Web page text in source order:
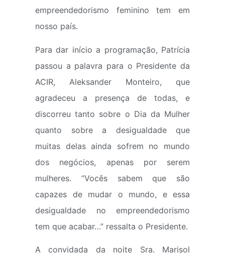
empreendedorismo feminino tem em
nosso país.
Para dar início a programação, Patrícia
passou a palavra para o Presidente da
ACIR, Aleksander Monteiro, que
agradeceu a presença de todas, e
discorreu tanto sobre o Dia da Mulher
quanto sobre a desigualdade que
muitas delas ainda sofrem no mundo
dos negócios, apenas por serem
mulheres. “Vocês sabem que são
capazes de mudar o mundo, e essa
desigualdade no empreendedorismo
tem que acabar…” ressalta o Presidente.
A convidada da noite Sra. Marisol